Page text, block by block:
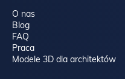
O nas
Blog
FAQ
Praca
Modele 3D dla architektów